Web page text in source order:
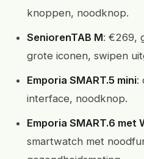
knoppen, noodknop.
SeniorenTAB M: €269,
grote iconen, swipen
Emporia SMART.5 mini:
interface, noodknop.
Emporia SMART.6 met
smartwatch met